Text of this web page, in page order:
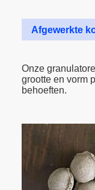
Afgewerkte
Onze
grootte en vorm
behoeften.